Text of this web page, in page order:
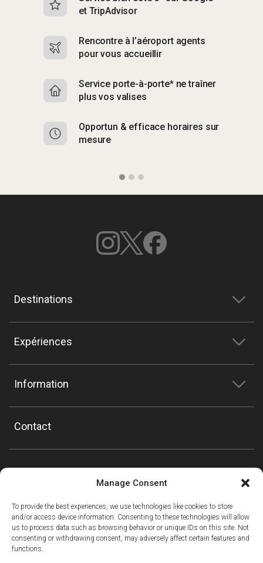
Manage Consent
To provide the best experiences, we use technologies like cookies to store
and/or access device information. Consenting to these technologies will allow
us to process data such as browsing behavior or unique IDs on this site. Not
consenting or withdrawing consent, may adversely affect certain features and
functions.
et TripAdvisor
Rencontre à l’aéroport agents
pour vous accueillir
Service porte-à-porte* ne traîner
plus vos valises
Opportun & efficace horaires sur
mesure
Destinations
Expériences
Information
Contact